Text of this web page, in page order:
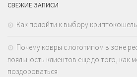
СВЕЖИЕ ЗАПИСИ
Как подойти к выбору
Почему ковры с логотипом в зоне
лояльность клиентов еще до того, как
поздороваться